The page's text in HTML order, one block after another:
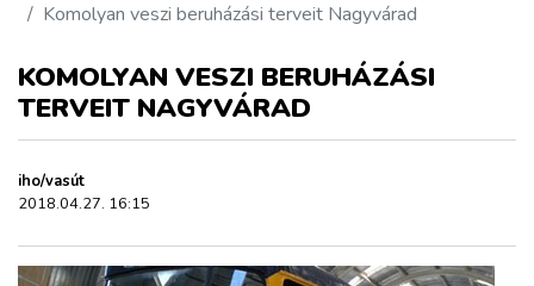
VASÚT
KÖZÚT
REPÜLÉS
KÖZLEKEDÉSFEJLESZTÉS
Kosár megtekintése
Komolyan veszi beruházási terveit Nagyvárad
KOMOLYAN VESZI BERUHÁZÁSI
TERVEIT NAGYVÁRAD
iho/vasút
2018.04.27. 16:15